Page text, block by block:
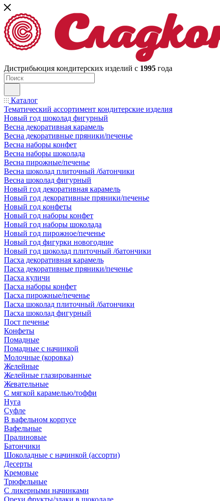
Дистрибьюция кондитерских изделий с 1995 года
Каталог
Тематический ассортимент кондитерские изделия
Новый год шоколад фигурный
Весна декоративная карамель
Весна декоративные пряники/печенье
Весна наборы конфет
Весна наборы шоколада
Весна пирожные/печенье
Весна шоколад плиточный /батончики
Весна шоколад фигурный
Новый год декоративная карамель
Новый год декоративные пряники/печенье
Новый год конфеты
Новый год наборы конфет
Новый год наборы шоколада
Новый год пирожное/печенье
Новый год фигурки новогодние
Новый год шоколад плиточный /батончики
Пасха декоративная карамель
Пасха декоративные пряники/печенье
Пасха куличи
Пасха наборы конфет
Пасха пирожные/печенье
Пасха шоколад плиточный /батончики
Пасха шоколад фигурный
Пост печенье
Конфеты
Помадные
Помадные с начинкой
Молочные (коровка)
Желейные
Желейные глазированные
Жевательные
С мягкой карамелью/тоффи
Нуга
Суфле
В вафельном корпусе
Вафельные
Пралиновые
Батончики
Шоколадные с начинкой (ассорти)
Десерты
Кремовые
Трюфельные
С ликерными начинками
Орехи,фрукты/злаки в шоколаде